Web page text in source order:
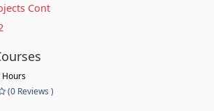
Cont
Hours
(0 Reviews )